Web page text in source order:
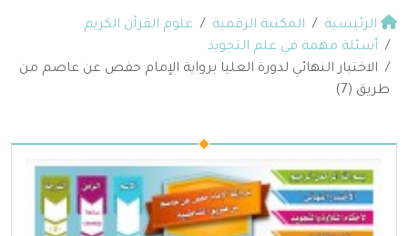
الرئيسية المكتبة الرقمية
علوم القرآن الكريم
أسئلة مهمة في علم التجويد
الاختبار النهائي لدورة العليا برواية الإمام حفص عن عاصم من
طريق (7)